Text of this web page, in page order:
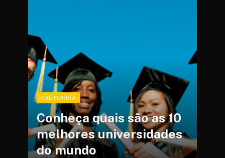
CALIFÓRNIA
Conheça quais são as 10
melhores universidades
do mundo